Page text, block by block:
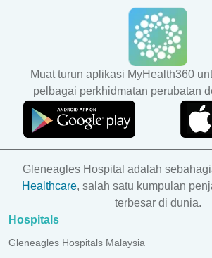
The Coffee Bean & Tea Leaf Cafe
Harvey’s Cafe
A Tingkat Bawah
B Tingkat Bawah
Kedai Hadiah CBS
B Tingkat Bawah
Muat turun aplikasi MyHealth360
pelbagai perkhidmatan perubatan
Gleneagles Hospital adalah
Healthcare, salah satu kumpulan
terbesar di dunia.
Hospitals
Gleneagles Hospitals Malaysia